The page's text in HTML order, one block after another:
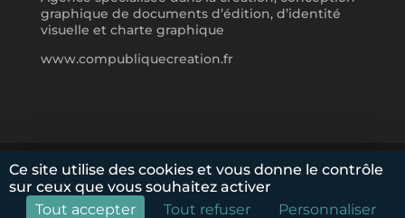
graphique de documents d’édition, d’identité
visuelle et charte graphique
www.compubliquecreation.fr
© 2009-2020 Com’in Création. Tous droits
réservés.Mentions légales et Politique de
confidentialité
Ce site utilise des cookies et vous donne le contrôle
sur ceux que vous souhaitez activer
Tout accepter
Tout refuser Personnaliser